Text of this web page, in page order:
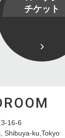
チケット
16-6
Shibuya-ku,Tokyo